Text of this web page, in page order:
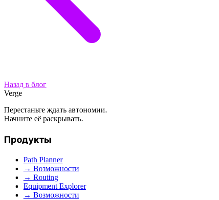
Назад в блог
Verge
Перестаньте ждать автономии.
Начните её раскрывать.
Продукты
Path Planner
→ Возможности
→ Routing
Equipment Explorer
→ Возможности